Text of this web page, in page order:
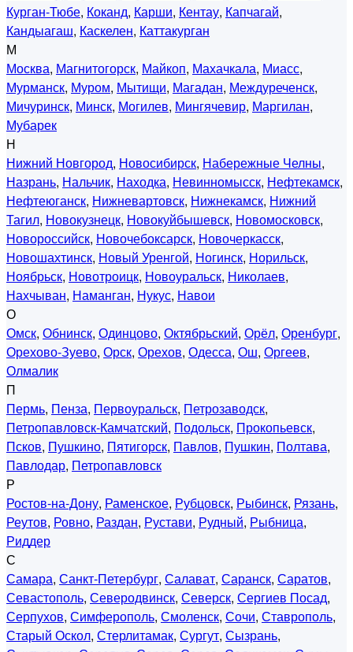
Курган-Тюбе, Коканд, Карши, Кентау, Капчагай,
Кандыагаш, Каскелен, Каттакурган
М
Москва, Магнитогорск, Майкоп, Махачкала, Миасс,
Мурманск, Муром, Мытищи, Магадан, Междуреченск,
Мичуринск, Минск, Могилев, Мингячевир, Маргилан,
Мубарек
Н
Нижний Новгород, Новосибирск, Набережные Челны,
Назрань, Нальчик, Находка, Невинномысск, Нефтекамск,
Нефтеюганск, Нижневартовск, Нижнекамск, Нижний
Тагил, Новокузнецк, Новокуйбышевск, Новомосковск,
Новороссийск, Новочебоксарск, Новочеркасск,
Новошахтинск, Новый Уренгой, Ногинск, Норильск,
Ноябрьск, Новотроицк, Новоуральск, Николаев,
Нахчыван, Наманган, Нукус, Навои
О
Омск, Обнинск, Одинцово, Октябрьский, Орёл, Оренбург,
Орехово-Зуево, Орск, Орехов, Одесса, Ош, Оргеев,
Олмалик
П
Пермь, Пенза, Первоуральск, Петрозаводск,
Петропавловск-Камчатский, Подольск, Прокопьевск,
Псков, Пушкино, Пятигорск, Павлов, Пушкин, Полтава,
Павлодар, Петропавловск
Р
Ростов-на-Дону, Раменское, Рубцовск, Рыбинск, Рязань,
Реутов, Ровно, Раздан, Рустави, Рудный, Рыбница,
Риддер
С
Самара, Санкт-Петербург, Салават, Саранск, Саратов,
Севастополь, Северодвинск, Северск, Сергиев Посад,
Серпухов, Симферополь, Смоленск, Сочи, Ставрополь,
Старый Оскол, Стерлитамак, Сургут, Сызрань,